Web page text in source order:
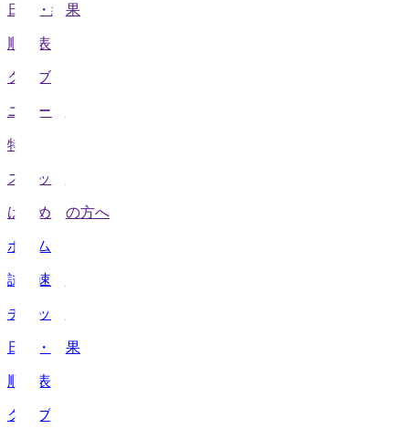
日程・結果
順位表
クラブ
ニュース
特集
スタッツ
はじめての方へ
ホーム
試合速報
チケット
日程・結果
順位表
クラブ